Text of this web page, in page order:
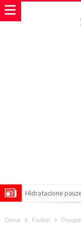
Hidratacione
Doma Fudbal